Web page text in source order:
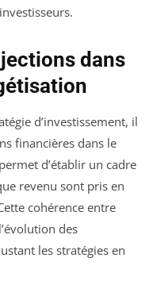
dans
d’investissement, il
financières dans le
d’établir un cadre
revenu sont pris en
cohérence entre
des
les stratégies en